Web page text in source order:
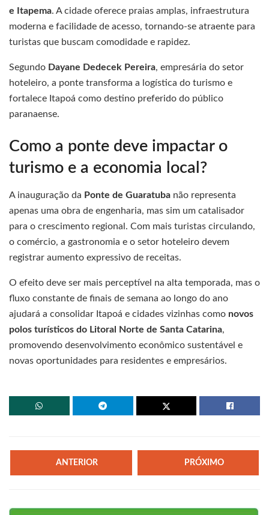
e Itapema. A cidade oferece praias amplas, infraestrutura
moderna e facilidade de acesso, tornando-se atraente para
turistas que buscam comodidade e rapidez.
Segundo Dayane Dedecek Pereira, empresária do setor
hoteleiro, a ponte transforma a logística do turismo e
fortalece Itapoá como destino preferido do público
paranaense.
Como a ponte deve impactar o
turismo e a economia local?
A inauguração da Ponte de Guaratuba não representa
apenas uma obra de engenharia, mas sim um catalisador
para o crescimento regional. Com mais turistas circulando,
o comércio, a gastronomia e o setor hoteleiro devem
registrar aumento expressivo de receitas.
O efeito deve ser mais perceptível na alta temporada, mas o
fluxo constante de finais de semana ao longo do ano
ajudará a consolidar Itapoá e cidades vizinhas como novos
polos turísticos do Litoral Norte de Santa Catarina,
promovendo desenvolvimento econômico sustentável e
novas oportunidades para residentes e empresários.
ANTERIOR PRÓXIMO